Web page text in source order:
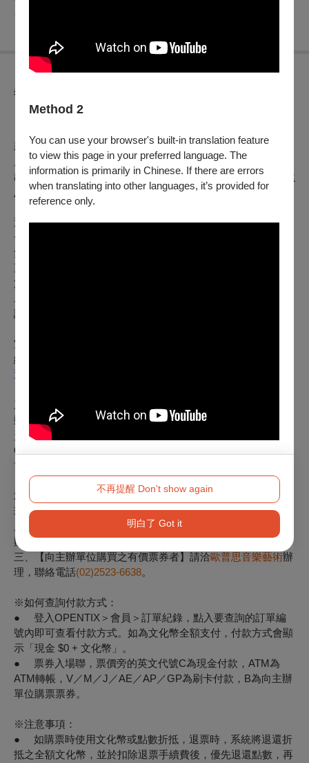
Method 2
You can use your browser's built-in translation feature
to view this page in your preferred language. The
information is primarily in Chinese. If there are errors
when translating into other languages, it’s provided for
reference only.
不再提醒 Don't show again
明白了 Got it
☆
異動公告
【OPENTIX節目取消公告】
親愛的觀眾，你好，
2026年05月10日（日）14:30於_臺中國家歌劇院小劇場
出之_無盡的白日夢──宋允鵬2026鋼琴獨奏會_，因_演出者健
康因素_取消演出，造成不便，敬請見諒。
退票辦法如下，請依照購票時所選付款方式辦理：
一、【刷卡購買、以文化幣全額支付】
無須主動申請退票。刷卡購買者，系統將會自動退刷全額票款
至「原購票人」信用卡；以文化幣全額支付者，將全額返還至
文化幣帳號。
請於
宜，聯絡電話
線上辦理：至
退票申請系統
系統內指示，上傳票券及存摺照片，以利完成現金退款。
郵寄辦理：請於退票截止日前（以郵戳為憑，須自行負擔郵
資）掛號郵寄票券至 「100011台北市中正區中山南路21-1號
OPENTIX電商營運組 退票小組收」。請務必附上存摺影本及
電話聯絡資料，以便退款至指定之帳戶。
※提醒：票券寄回前請先記下票券上的訂單編號（如：
202101220000123-1），以便查詢退票狀況。
現場辦理：請持票前往OPENTIX臺北、臺中、臺南、高雄
辦理全額退票。
三、【向主辦單位購買之有價票券者】 請洽歐普思音樂藝術辦
理，聯絡電話(02)2523-6638。
※如何查詢付款方式：
● 登入OPENTIX＞會員＞訂單紀錄，點入要查詢的訂單編
號內即可查看付款方式。如為文化幣全額支付，付款方式會顯
示「現金 $0 + 文化幣」。
● 票券入場聯，票價旁的英文代號C為現金付款，ATM為
ATM轉帳，V／M／J／AE／AP／GP為刷卡付款，B為向主辦
單位購票票券。
※注意事項：
● 如購票時使用文化幣或點數折抵，退票時，系統將退還折
抵之全額文化幣，並於扣除退票手續費後，優先退還點數，再